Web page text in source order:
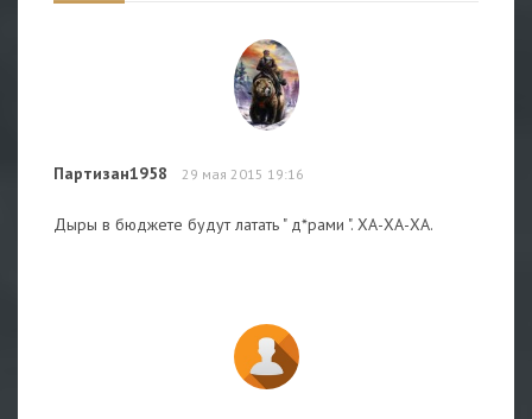
Партизан1958 29 мая 2015 19:16
Дыры в бюджете будут латать " д*рами ". ХА-ХА-ХА.